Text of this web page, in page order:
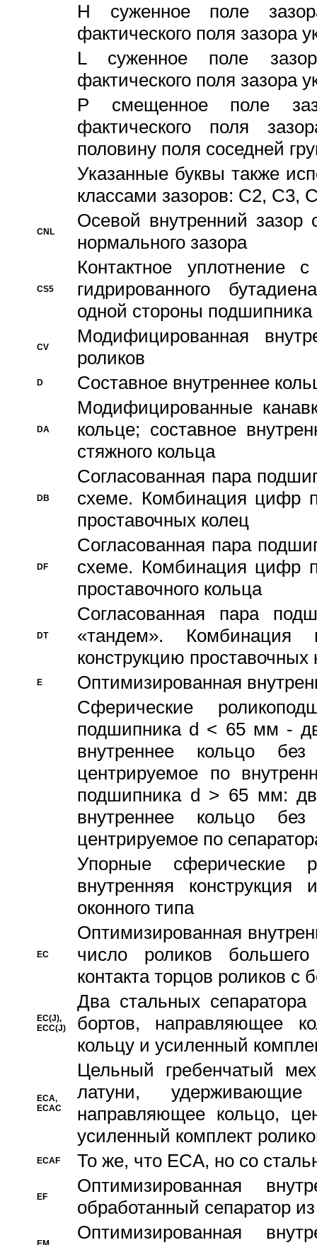
H суженное поле
фактического поля зазора
L суженное поле
фактического поля зазора
P смещенное поле
фактического поля
половину поля соседней
Указанные буквы также
классами зазоров: С2,
CNL
Осевой внутренний зазор
нормального зазора
CS5
Контактное уплотнение
гидрированного
одной стороны подшипника
CV
Модифицированная
роликов
D Составное внутреннее
DA
Модифицированные
кольце; составное
стяжного кольца
DB
Согласованная пара
схеме. Комбинация цифр
проставочных колец
DF
Согласованная пара
схеме. Комбинация цифр
проставочного кольца
DT
Согласованная пара
«тандем».
конструкцию проставочных
E
Оптимизированная
Сферические
подшипника d < 65 мм -
внутреннее кольцо
центрируемое по
подшипника d > 65 мм:
внутреннее кольцо
центрируемое по
Упорные сферические
внутренняя
оконного типа
EC
Oптимизированная
число роликов
контакта торцов роликов с
EC(J),
ECC(J)
Два стальных сепаратора
бортов, направляющее
кольцу и усиленный
ECA,
ECAC
Цельный гребенчатый
латуни,
направляющее кольцо,
усиленный комплект
ECAF То же, что ECA, но со
EF
Оптимизированная
обработанный сепаратор
Оптимизированная